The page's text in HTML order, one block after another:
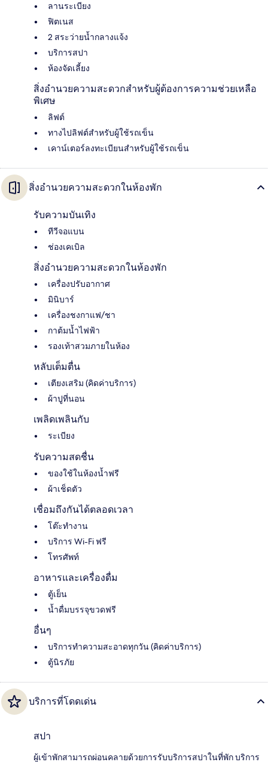
ลานระเบียง
ฟิตเนส
2 สระว่ายน้ำกลางแจ้ง
บริการสปา
ห้องจัดเลี้ยง
สิ่งอำนวยความสะดวกสำหรับผู้ต้องการความช่วยเหลือ
พิเศษ
ลิฟต์
ทางไปลิฟต์สำหรับผู้ใช้รถเข็น
เคาน์เตอร์ลงทะเบียนสำหรับผู้ใช้รถเข็น
สิ่งอำนวยความสะดวกในห้องพัก
รับความบันเทิง
ทีวีจอแบน
ช่องเคเบิล
สิ่งอำนวยความสะดวกในห้องพัก
เครื่องปรับอากาศ
มินิบาร์
เครื่องชงกาแฟ/ชา
กาต้มน้ำไฟฟ้า
รองเท้าสวมภายในห้อง
หลับเต็มตื่น
เตียงเสริม (คิดค่าบริการ)
ผ้าปูที่นอน
เพลิดเพลินกับ
ระเบียง
รับความสดชื่น
ของใช้ในห้องน้ำฟรี
ผ้าเช็ดตัว
เชื่อมถึงกันได้ตลอดเวลา
โต๊ะทำงาน
บริการ Wi-Fi ฟรี
โทรศัพท์
อาหารและเครื่องดื่ม
ตู้เย็น
น้ำดื่มบรรจุขวดฟรี
อื่นๆ
บริการทำความสะอาดทุกวัน (คิดค่าบริการ)
ตู้นิรภัย
บริการที่โดดเด่น
สปา
ผู้เข้าพักสามารถผ่อนคลายด้วยการรับบริการสปาในที่พัก บริการ